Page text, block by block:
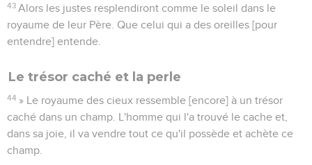
43 Alors les justes resplendiront comme le soleil dans le
royaume de leur Père. Que celui qui a des oreilles [pour
entendre] entende.
Le trésor caché et la perle
44 » Le royaume des cieux ressemble [encore] à un trésor
caché dans un champ. L'homme qui l'a trouvé le cache et,
dans sa joie, il va vendre tout ce qu'il possède et achète ce
champ.